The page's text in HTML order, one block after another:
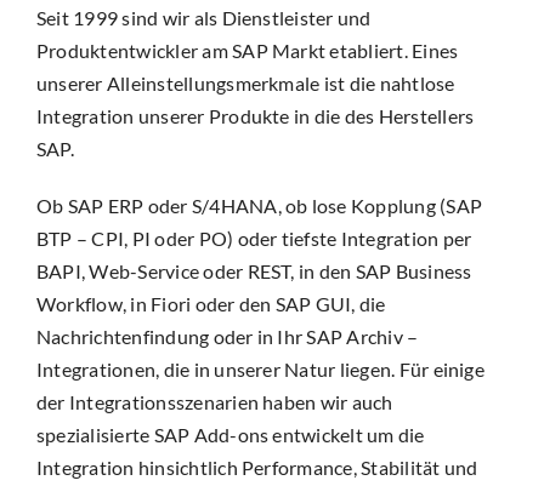
Seit 1999 sind wir als Dienstleister und
Produktentwickler am SAP Markt etabliert. Eines
unserer Alleinstellungsmerkmale ist die nahtlose
Integration unserer Produkte in die des Herstellers
SAP.
Ob SAP ERP oder S/4HANA, ob lose Kopplung (SAP
BTP – CPI, PI oder PO) oder tiefste Integration per
BAPI, Web-Service oder REST, in den SAP Business
Workflow, in Fiori oder den SAP GUI, die
Nachrichtenfindung oder in Ihr SAP Archiv –
Integrationen, die in unserer Natur liegen. Für einige
der Integrationsszenarien haben wir auch
spezialisierte SAP Add-ons entwickelt um die
Integration hinsichtlich Performance, Stabilität und